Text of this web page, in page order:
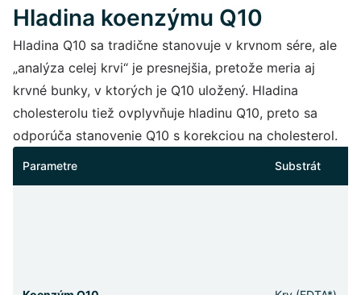
Hladina koenzýmu Q10
Hladina Q10 sa tradične stanovuje v krvnom sére, ale
„analýza celej krvi“ je presnejšia, pretože meria aj
krvné bunky, v ktorých je Q10 uložený. Hladina
cholesterolu tiež ovplyvňuje hladinu Q10, preto sa
odporúča stanovenie Q10 s korekciou na cholesterol.
Parametre Substrát